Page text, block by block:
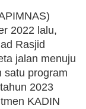
2022 lalu,
Rasjid
jalan menuju
satu program
2023
KADIN